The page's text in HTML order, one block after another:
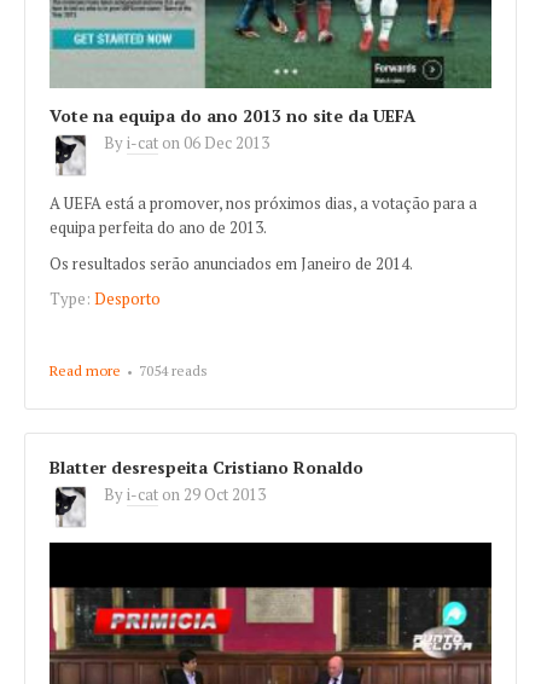
Vote na equipa do ano 2013 no site da UEFA
Byi-cat on 06 Dec 2013
A UEFA está a promover, nos próximos dias, a votação para a
equipa perfeita do ano de 2013.
Os resultados serão anunciados em Janeiro de 2014.
Type: Desporto
Read more about Vote na equipa do ano 2013 no site da UEFA
7054 reads
Blatter desrespeita Cristiano Ronaldo
Byi-cat on 29 Oct 2013